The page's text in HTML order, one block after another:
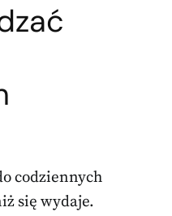
codziennych
się wydaje.